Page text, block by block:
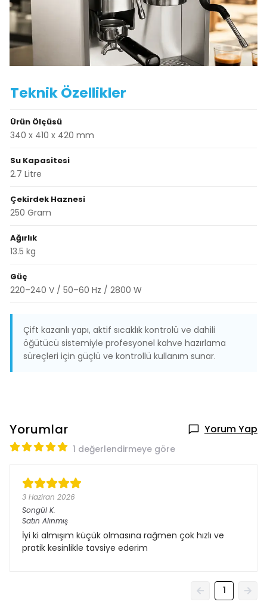
Teknik Özellikler
Ürün Ölçüsü
340 x 410 x 420 mm
Su Kapasitesi
2.7 Litre
Çekirdek Haznesi
250 Gram
Ağırlık
13.5 kg
Güç
220–240 V / 50–60 Hz / 2800 W
Çift kazanlı yapı, aktif sıcaklık kontrolü ve dahili
öğütücü sistemiyle profesyonel kahve hazırlama
süreçleri için güçlü ve kontrollü kullanım sunar.
Yorumlar Yorum Yap
1 değerlendirmeye göre
3 Haziran 2026
Songül K.
Satın Alınmış
İyi ki almışım küçük olmasına rağmen çok hızlı ve
pratik kesinlikle tavsiye ederim
1